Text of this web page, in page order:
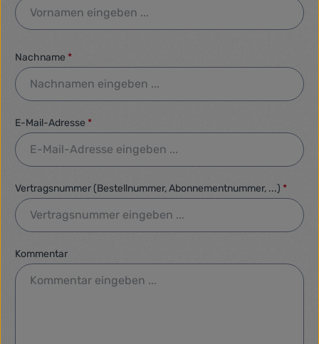
Nachname *
E-Mail-Adresse *
Vertragsnummer (Bestellnummer, Abonnementnummer, ...) *
Kommentar